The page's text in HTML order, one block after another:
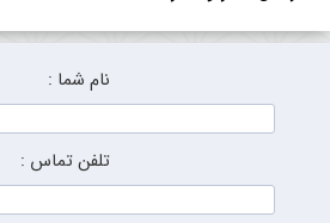
نام شما :
تلفن تماس :